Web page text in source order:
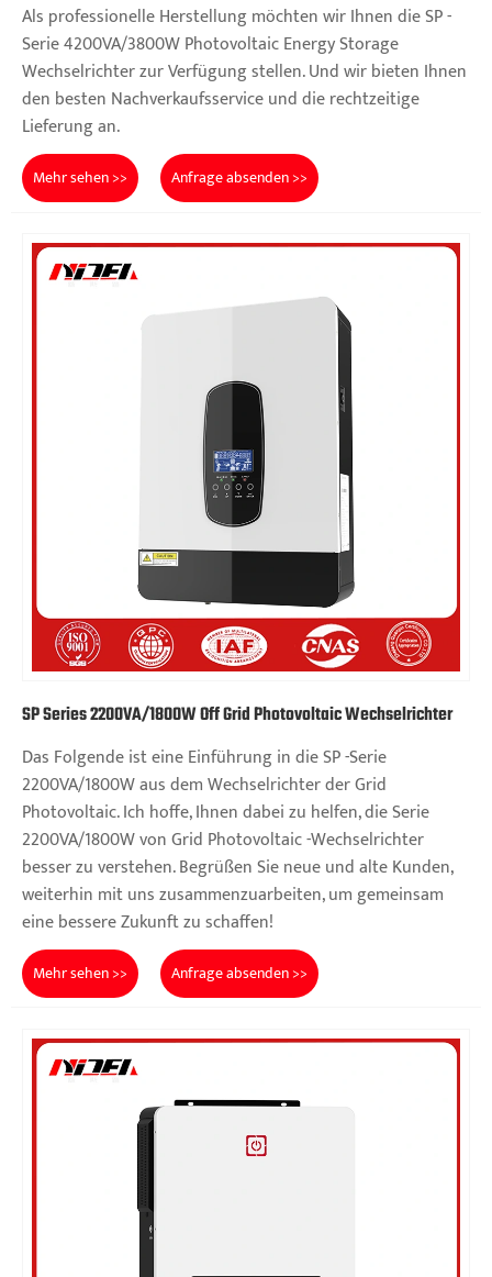
Als professionelle Herstellung möchten wir Ihnen die SP -
Serie 4200VA/3800W Photovoltaic Energy Storage
Wechselrichter zur Verfügung stellen. Und wir bieten Ihnen
den besten Nachverkaufsservice und die rechtzeitige
Lieferung an.
Mehr sehen >> Anfrage absenden >>
SP Series 2200VA/1800W Off Grid Photovoltaic Wechselrichter
Das Folgende ist eine Einführung in die SP -Serie
2200VA/1800W aus dem Wechselrichter der Grid
Photovoltaic. Ich hoffe, Ihnen dabei zu helfen, die Serie
2200VA/1800W von Grid Photovoltaic -Wechselrichter
besser zu verstehen. Begrüßen Sie neue und alte Kunden,
weiterhin mit uns zusammenzuarbeiten, um gemeinsam
eine bessere Zukunft zu schaffen!
Mehr sehen >> Anfrage absenden >>